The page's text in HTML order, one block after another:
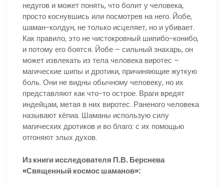
недугов и может понять, что болит у человека,
просто коснувшись или посмотрев на него. Йобе,
шаман-колдун, не только исцеляет, но и убивает.
Как правило, это не чистокровный шипибо-конибо,
и потому его боятся. Йобе – сильный знахарь, он
может извлекать из тела человека виротес –
магические шипы и дротики, причиняющие жуткую
боль. Они не видны обычному человеку, но их
представляют как что-то острое. Враги вредят
индейцам, метая в них виротес. Раненого человека
называют кёпиа. Шаманы использую силу
магических дротиков и во благо: с их помощью
отгоняют злых духов.
Из книги исследователя П.В. Берснева
«Священный космос шаманов»: